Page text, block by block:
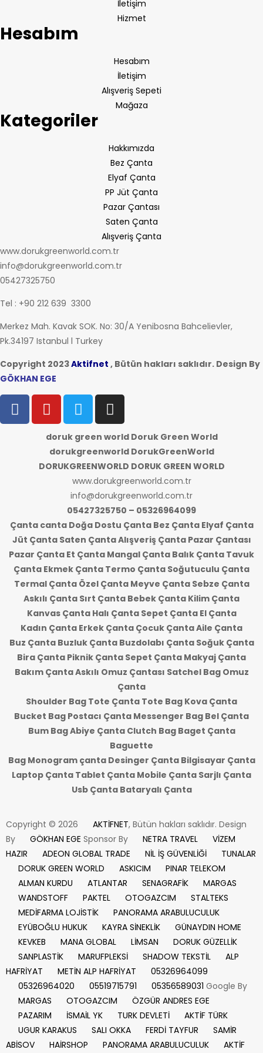
İletişim
Hizmet
Hesabım
Hesabım
İletişim
Alışveriş Sepeti
Mağaza
Kategoriler
Hakkımızda
Bez Çanta
Elyaf Çanta
PP Jüt Çanta
Pazar Çantası
Saten Çanta
Alışveriş Çanta
www.dorukgreenworld.com.tr
info@dorukgreenworld.com.tr
05427325750
Tel : +90 212 639 3300
Merkez Mah. Kavak SOK. No: 30/A Yenibosna Bahcelievler,
Pk.34197 Istanbul l Turkey
Copyright 2023Aktifnet , Bütün hakları saklıdır. Design By
GÖKHAN EGE
doruk green world Doruk Green World
dorukgreenworld DorukGreenWorld
DORUKGREENWORLD DORUK GREEN WORLD
www.dorukgreenworld.com.tr
info@dorukgreenworld.com.tr
05427325750 – 05326964099
Çanta canta Doğa Dostu Çanta Bez Çanta Elyaf Çanta
Jüt Çanta Saten Çanta Alışveriş Çanta Pazar Çantası
Pazar Çanta Et Çanta Mangal Çanta Balık Çanta Tavuk
Çanta Ekmek Çanta Termo Çanta Soğutuculu Çanta
Termal Çanta Özel Çanta Meyve Çanta Sebze Çanta
Askılı Çanta Sırt Çanta Bebek Çanta Kilim Çanta
Kanvas Çanta Halı Çanta Sepet Çanta El Çanta
Kadın Çanta Erkek Çanta Çocuk Çanta Aile Çanta
Buz Çanta Buzluk Çanta Buzdolabı Çanta Soğuk Çanta
Bira Çanta Piknik Çanta Sepet Çanta Makyaj Çanta
Bakım Çanta Askılı Omuz Çantası Satchel Bag Omuz
Çanta
Shoulder Bag Tote Çanta Tote Bag Kova Çanta
Bucket Bag Postacı Çanta Messenger Bag Bel Çanta
Bum Bag Abiye Çanta Clutch Bag Baget Çanta
Baguette
Bag Monogram çanta Desinger Çanta Bilgisayar Çanta
Laptop Çanta Tablet Çanta Mobile Çanta Sarjlı Çanta
Usb Çanta Bataryalı Çanta
Copyright © 2026 AKTİFNET, Bütün hakları saklıdır. Design
By
GÖKHAN EGE Sponsor By NETRA TRAVEL
VİZEM
HAZIR
ADEON GLOBAL TRADE NİL İŞ GÜVENLİĞİ
TUNALAR
DORUK GREEN WORLD
ASKICIM
PINAR TELEKOM
ALMAN KURDU
ATLANTAR SENAGRAFİK
MARGAS
WANDSTOFF
PAKTEL OTOGAZCIM
STALTEKS
MEDİFARMA LOJİSTİK
PANORAMA ARABULUCULUK
EYÜBOĞLU HUKUK
KAYRA SİNEKLİK
GÜNAYDIN HOME
KEVKEB
MANA GLOBAL LİMSAN
DORUK GÜZELLİK
SANPLASTİK
MARUFPLEKSİ SHADOW TEKSTİL
ALP
HAFRİYAT
METİN ALP HAFRİYAT
05326964099
05326964020
05519715791 05356589031 Google By
MARGAS
OTOGAZCIM
ÖZGÜR ANDRES EGE
PAZARIM
İSMAİL YK TURK DEVLETİ
AKTİF TÜRK
UGUR KARAKUS
SALI OKKA FERDİ TAYFUR
SAMİR
ABİSOV
HAİRSHOP PANORAMA ARABULUCULUK
AKTİF